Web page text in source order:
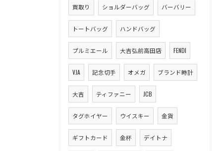
買取り ショルダーバッグ バーバリー
トートバッグ ハンドバッグ
プルミエール 大吉弘前高田店 FENDI
VJA 記念切手 オメガ ブランド時計
大吉 ティファニー JCB
タグホイヤー ウイスキー 金貨
ギフトカード 金杯 デイトナ